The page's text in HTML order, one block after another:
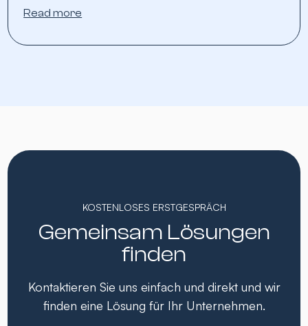
Read more
KOSTENLOSES ERSTGESPRÄCH
Gemeinsam Lösungen
finden
Kontaktieren Sie uns einfach und direkt und wir
finden eine Lösung für Ihr Unternehmen.